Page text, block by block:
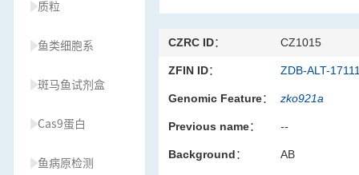
质粒
鱼类细胞系
斑马鱼试剂盒
Cas9蛋白
鱼病原检测
CZRC ID： CZ1015
ZFIN ID： ZDB-ALT-
Genomic Feature： zko921a
Previous name： --
Background： AB